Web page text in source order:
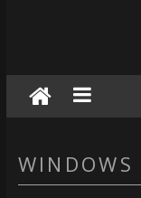
for
windows
11